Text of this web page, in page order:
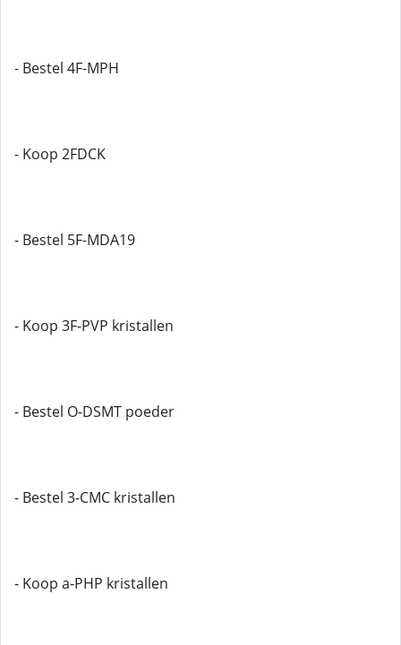
- Bestel 4F-MPH
- Koop 2FDCK
- Bestel 5F-MDA19
- Koop 3F-PVP kristallen
- Bestel O-DSMT poeder
- Bestel 3-CMC kristallen
- Koop a-PHP kristallen